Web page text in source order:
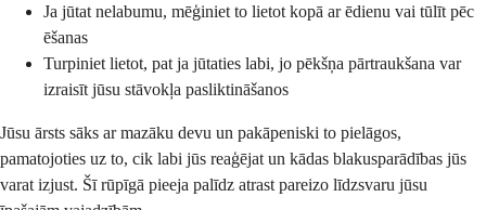
Ja jūtat nelabumu, mēģiniet to lietot kopā ar ēdienu vai tūlīt pēc
ēšanas
Turpiniet lietot, pat ja jūtaties labi, jo pēkšņa pārtraukšana var
izraisīt jūsu stāvokļa pasliktināšanos
Jūsu ārsts sāks ar mazāku devu un pakāpeniski to pielāgos,
pamatojoties uz to, cik labi jūs reaģējat un kādas blakusparādības jūs
varat izjust. Šī rūpīgā pieeja palīdz atrast pareizo līdzsvaru jūsu